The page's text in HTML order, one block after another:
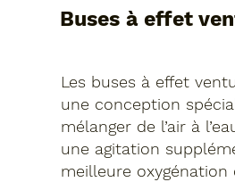
Buses à effet
Les buses à effet
une conception
mélanger de l’air à
une agitation
meilleure oxygénation